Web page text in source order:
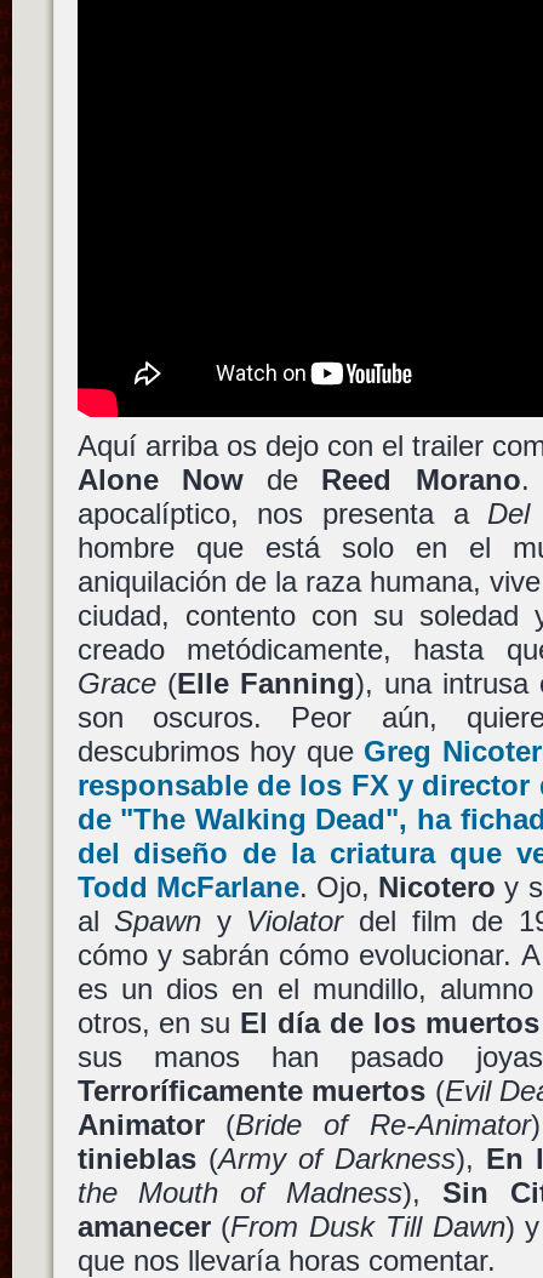
Aquí arriba os dejo con el trailer
Alone Nowde Reed Morano.
apocalíptico, nos presenta a Del
hombre que está solo en el
aniquilación de la raza humana,
ciudad, contento con su
creado metódicamente, hasta
Grace(Elle Fanning), una intrusa
son oscuros. Peor aún,
descubrimos hoy que Greg
responsable de los FX y
de "The Walking Dead", ha
del diseño de la criatura que
Todd McFarlane. Ojo, Nicotero y
alSpawn y Violatordel film de
cómo y sabrán cómo evolucionar.
es un dios en el mundillo,
otros, en su El día de los muertos
sus manos han pasado
Terroríficamente muertos (Evil
Animator(Bride of Re-Animator
tinieblas(Army of Darkness), En
the Mouth of Madness),Sin
amanecer(From Dusk Till Dawn)
que nos llevaría horas comentar.